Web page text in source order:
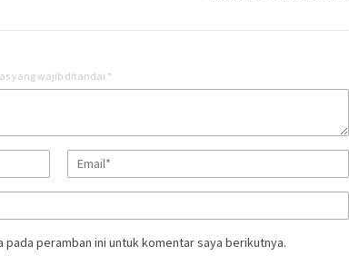
yang wajib ditandai *
pada peramban ini untuk komentar saya berikutnya.